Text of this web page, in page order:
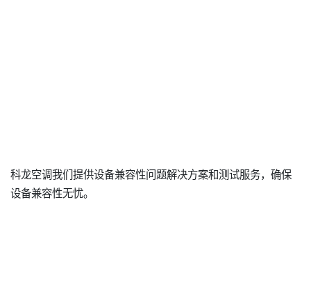
科龙空调我们提供设备兼容性问题解决方案和测试服务，确保
设备兼容性无忧。